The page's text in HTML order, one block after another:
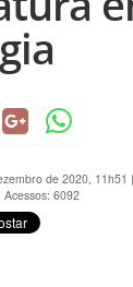
de 2020, 11h51 |
Acessos: 6092